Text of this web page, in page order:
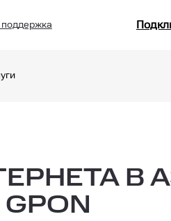
поддержка
В